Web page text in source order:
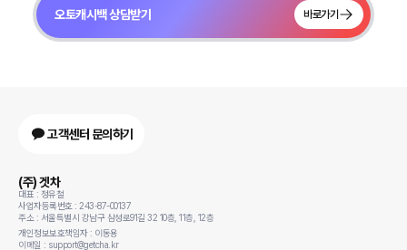
오토캐시백 상담받기 바로가기
고객센터 문의하기
(주) 겟차
대표 : 정유철
사업자등록번호 : 243-87-00137
주소 : 서울특별시 강남구 삼성로91길 32 10층, 11층, 12층
개인정보보호책임자 : 이동용
이메일 : support@getcha.kr